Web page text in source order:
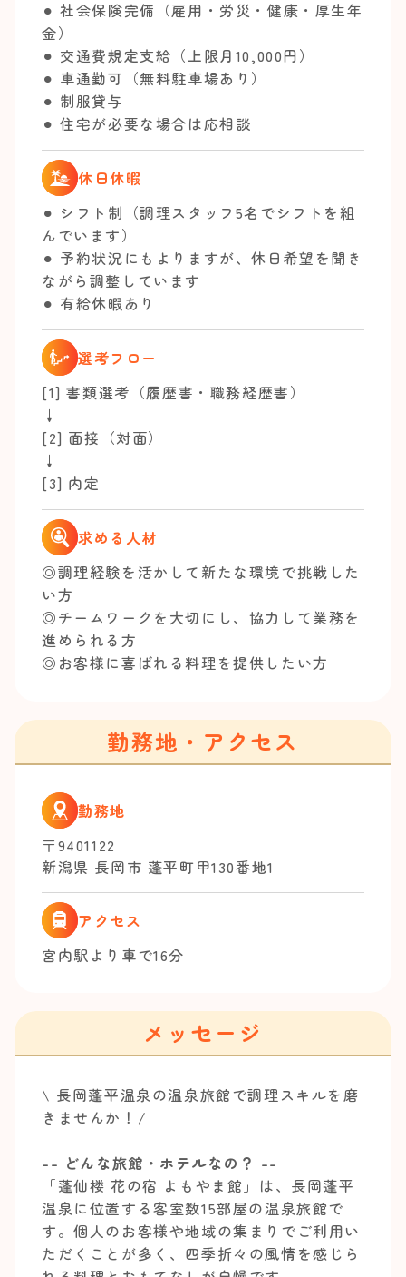
⚫︎ 社会保険完備（雇用・労災・健康・厚生年
金）
⚫︎ 交通費規定支給（上限月10,000円）
⚫︎ 車通勤可（無料駐車場あり）
⚫︎ 制服貸与
⚫︎ 住宅が必要な場合は応相談
休日休暇
⚫︎ シフト制（調理スタッフ5名でシフトを組
んでいます）
⚫︎ 予約状況にもよりますが、休日希望を聞き
ながら調整しています
⚫︎ 有給休暇あり
選考フロー
[1] 書類選考（履歴書・職務経歴書）
↓
[2] 面接（対面）
↓
[3] 内定
求める人材
◎調理経験を活かして新たな環境で挑戦した
い方
◎チームワークを大切にし、協力して業務を
進められる方
◎お客様に喜ばれる料理を提供したい方
勤務地・アクセス
勤務地
〒9401122
新潟県 長岡市 蓬平町甲130番地1
アクセス
宮内駅より車で16分
メッセージ
\ 長岡蓬平温泉の温泉旅館で調理スキルを磨
きませんか！/
-- どんな旅館・ホテルなの？ --
「蓬仙楼 花の宿 よもやま館」は、長岡蓬平
温泉に位置する客室数15部屋の温泉旅館で
す。個人のお客様や地域の集まりでご利用い
ただくことが多く、四季折々の風情を感じら